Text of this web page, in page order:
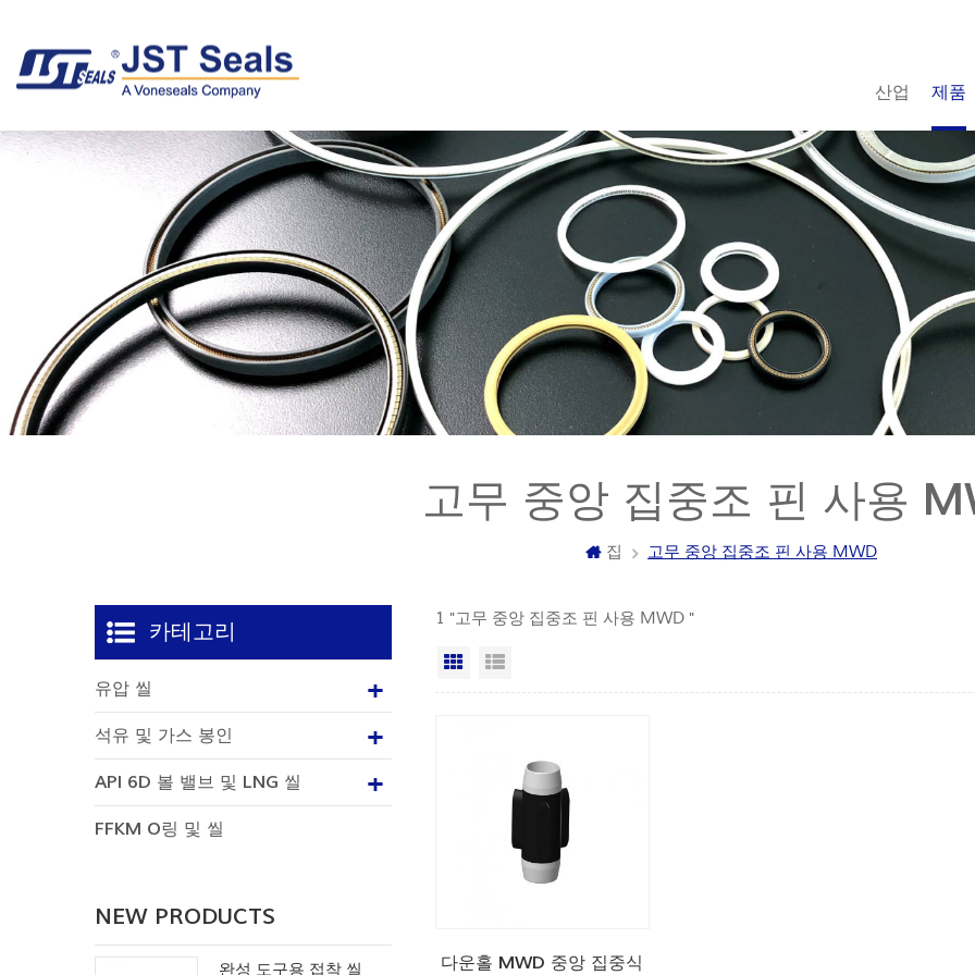
산업 제품
고무 중앙 집중조 핀 사용
집 고무 중앙 집중조 핀 사용 MWD
1 "고무 중앙 집중조 핀 사용 MWD "
격자보기
다운홀 MWD 중앙 집중식
카테고리
유압 씰
석유 및 가스 봉인
API 6D 볼 밸브 및 LNG 씰
FFKM O링 및 씰
NEW PRODUCTS
완성 도구용 접착 씰